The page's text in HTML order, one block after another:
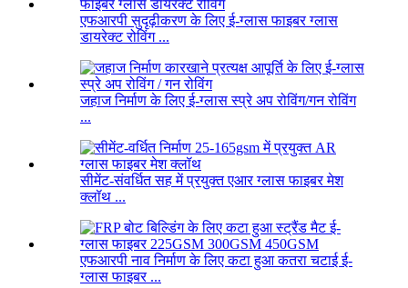
एफआरपी सुदृढ़ीकरण के लिए ई-ग्लास फाइबर ग्लास
डायरेक्ट रोविंग ...
जहाज निर्माण के लिए ई-ग्लास स्प्रे अप रोविंग/गन रोविंग
...
सीमेंट-संवर्धित सह में प्रयुक्त एआर ग्लास फाइबर मेश
क्लॉथ ...
एफआरपी नाव निर्माण के लिए कटा हुआ कतरा चटाई ई-
ग्लास फाइबर ...